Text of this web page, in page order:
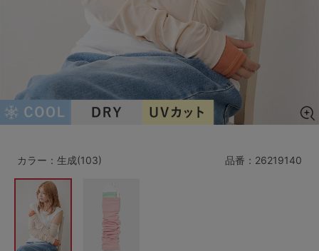
B80
C70 C75 C80 C85
D65 D70 D80 D85
E65 E75 E80 E85
H70
SS M
すべてのサイズを表示する
価格帯から探す
～999円
2,000～2,999円
品番： 26219140
カラー：生成(103)